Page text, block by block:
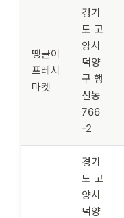
땡글이
프레시
마켓
경기
도 고
양시
덕양
구 행
신동
766
-2
경기
도 고
양시
덕양